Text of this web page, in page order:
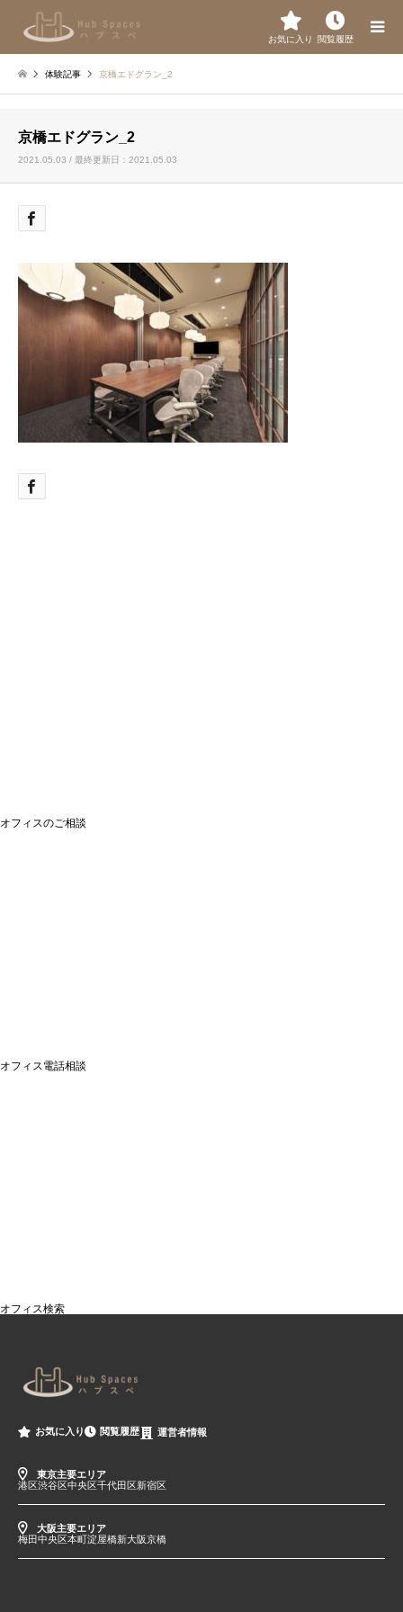
お気に入り 閲覧履歴
体験記事 京橋エドグラン_2
京橋エドグラン_2
2021.05.03 / 最終更新日：2021.05.03
オフィスのご相談
オフィス電話相談
オフィス検索
お気に入り 閲覧履歴 運営者情報
東京主要エリア
港区渋谷区中央区千代田区新宿区
大阪主要エリア
梅田中央区本町淀屋橋新大阪京橋